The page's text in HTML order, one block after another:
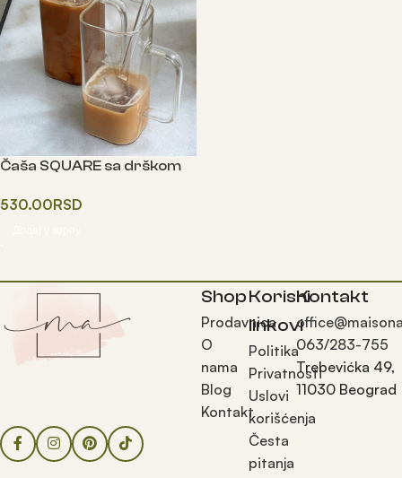
Čaša SQUARE sa drškom
530.00RSD
Shop
Prodavnica
O
nama
Blog
Kontakt
Korisni
linkovi
Politika
Privatnosti
Uslovi
korišćenja
Česta
pitanja
Kontakt
063/283-755
Trebevićka 49,
11030 Beograd